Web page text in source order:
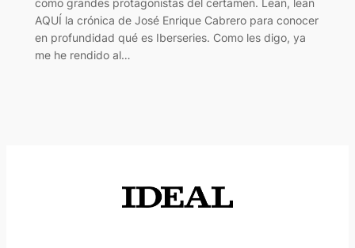
AQUÍ la crónica de José Enrique Cabrero para conocer
en profundidad qué es Iberseries. Como les digo, ya
me he rendido al…